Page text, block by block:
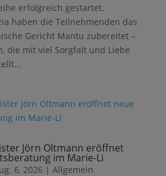
erfolgreich gestartet.
haben die Teilnehmenden das
Gericht Mantu zubereitet –
die mit viel Sorgfalt und Liebe
Jörn Oltmann eröffnet
im Marie-Li
6, 2026 | Allgemein